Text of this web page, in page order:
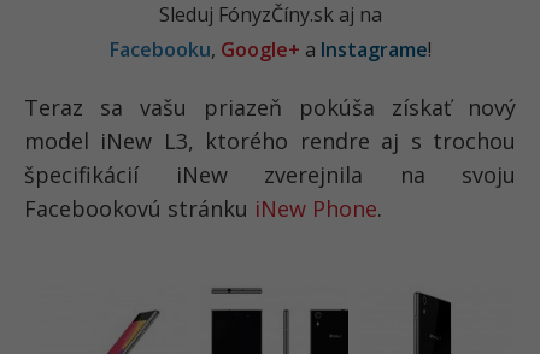
Sleduj FónyzČíny.sk aj na
Facebooku, Google+ a Instagrame!
Teraz sa vašu priazeň pokúša získať nový
model iNew L3, ktorého rendre aj s trochou
špecifikácií iNew zverejnila na svoju
Facebookovú stránku iNew Phone.